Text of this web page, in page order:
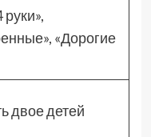
«Дорогие
двое детей